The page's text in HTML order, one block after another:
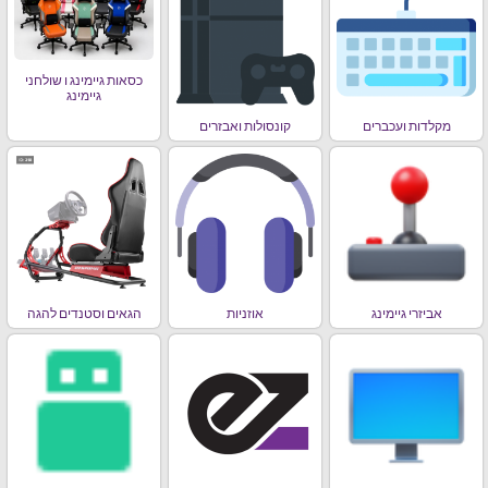
מקלדות ועכברים קונסולות ואבזרים
כסאות גיימינג ו שולחני
גיימינג
אביזרי גיימינג אוזניות הגאים וסטנדים להגה